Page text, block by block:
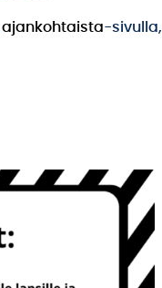
ajankohtaista-sivulla,